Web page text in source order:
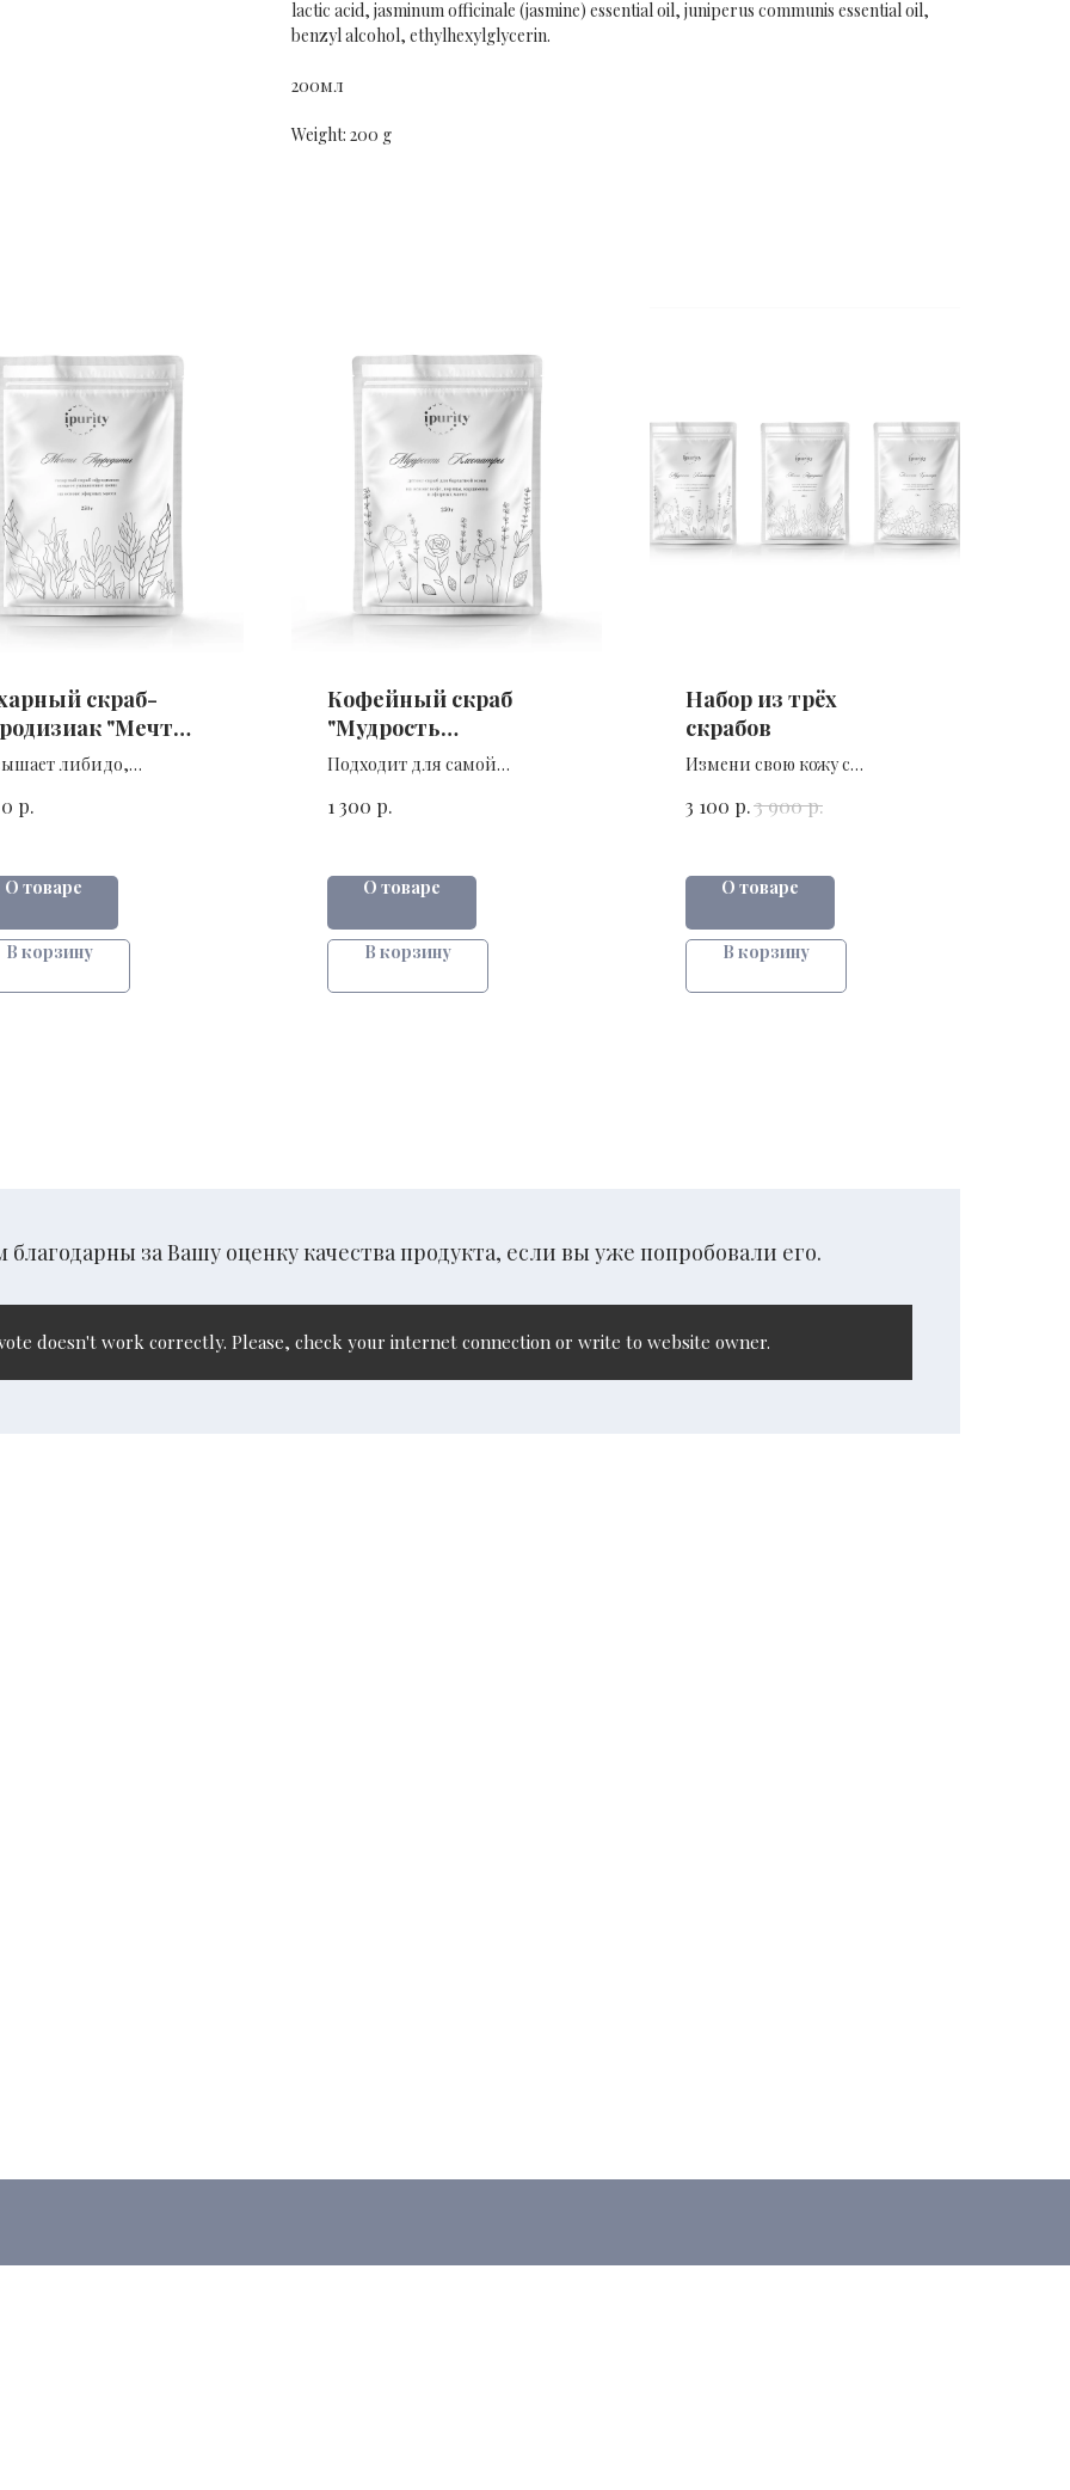
lactic acid, jasminum officinale (jasmine) essential oil, juniperus communis essential oil,
benzyl alcohol, ethylhexylglycerin.
200мл
Weight: 200 g
скраб-
"Мечты
либидо,
р.
О товаре
В корзину
Кофейный скраб
"Мудрость
Клеопатры"
Подходит для самой
увлажняет кожу, борется с
1 300 р.
О товаре
В корзину
Набор из трёх
скрабов
Измени свою кожу с
3 100 р.3 900р.
О товаре
В корзину
за Вашу оценку качества продукта, если вы уже попробовали его.
doesn't work correctly. Please, check your internet connection or write to website owner.